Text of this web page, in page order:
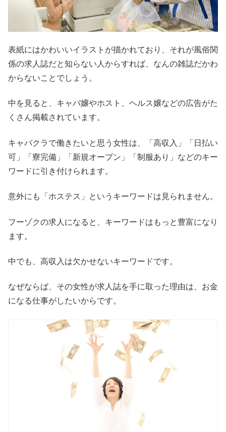
表紙にはかわいいイラストが描かれており、それが風俗関
係の求人誌だと知らない人からすれば、なんの雑誌だかわ
からないことでしょう。
中を見ると、キャバ嬢やホスト、ヘルス嬢などの広告がた
くさん掲載されています。
キャバクラで働きたいと思う女性は、「高収入」「日払い
可」「寮完備」「新規オープン」「制服あり」などのキー
ワードに引き付けられます。
意外にも「ホステス」というキーワードは見られません。
フーゾクの求人になると、キーワードはもっと豊富になり
ます。
中でも、高収入は欠かせないキーワードです。
なぜならば、その女性が求人誌を手に取った理由は、お金
になる仕事がしたいからです。